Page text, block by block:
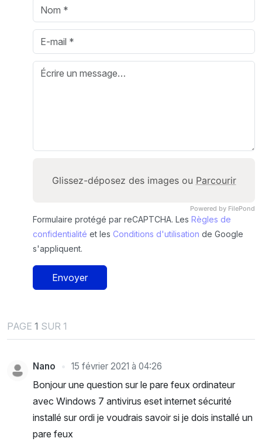
Powered by FilePond
Glissez-déposez des images ou Parcourir
Formulaire protégé par reCAPTCHA. Les Règles de
confidentialité et les Conditions d'utilisation de Google
s'appliquent.
Envoyer
PAGE 1 SUR 1
Nano 15 février 2021 à 04:26
Bonjour une question sur le pare feux ordinateur
avec Windows 7 antivirus eset internet sécurité
installé sur ordi je voudrais savoir si je dois installé un
pare feux